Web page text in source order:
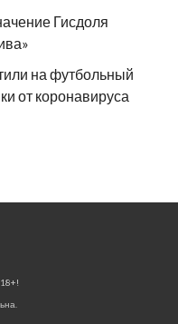
Гисдоля
на футбольный
от коронавируса